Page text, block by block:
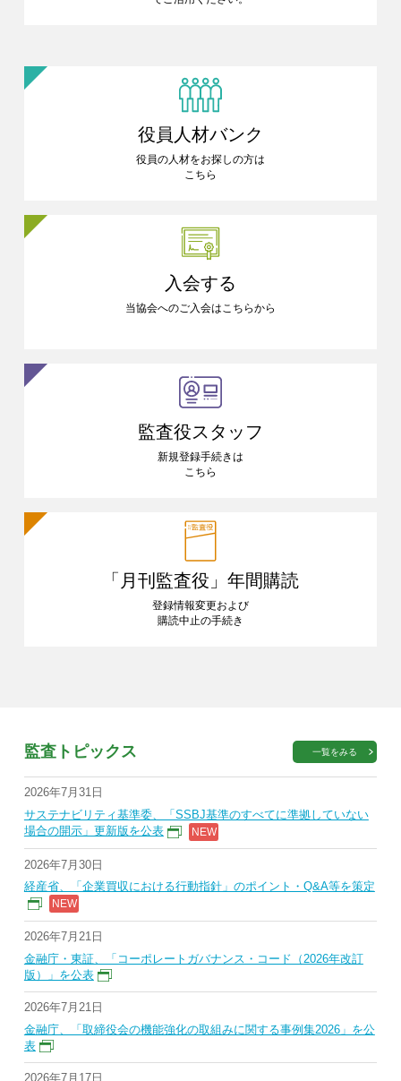
役員人材バンク
役員の人材をお探しの方は
こちら
入会する
当協会へのご入会はこちらから
監査役スタッフ
新規登録手続きは
こちら
「月刊監査役」 年間購読
登録情報変更および
購読中止の手続き
監査トピックス 一覧をみる
2026年7月31日
サステナビリティ基準委、「SSBJ基準のすべてに準拠していない
場合の開示」更新版を公表
2026年7月30日
経産省、「企業買収における行動指針」のポイント・Q&A等を策定
2026年7月21日
金融庁・東証、「コーポレートガバナンス・コード（2026年改訂
版）」を公表
2026年7月21日
金融庁、「取締役会の機能強化の取組みに関する事例集2026」を公
表
2026年7月17日